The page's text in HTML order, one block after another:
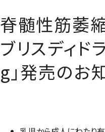
脊髄性筋萎
ブリスディド
g」発売のお